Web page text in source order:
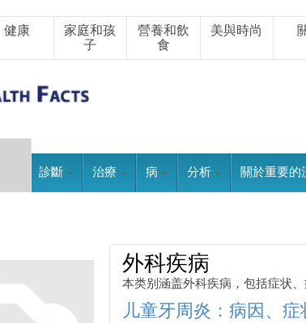
健康
家庭和孩
子
營養和飲
食
美與時尚
診斷 治療 病 分析 關於重要的
外科疾病
本类别涵盖外科疾病，包括症状
儿童牙周炎：病因、